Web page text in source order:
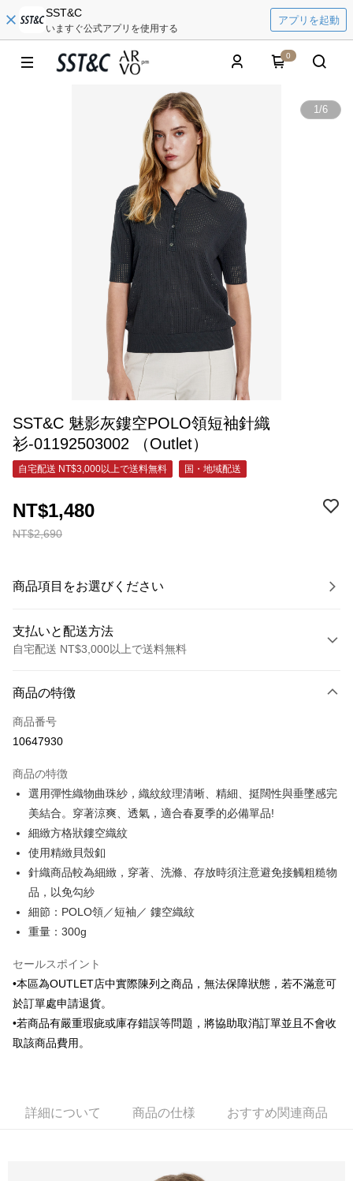
SST&C
いますぐ公式アプリを使用する
アプリを起動
0
1/6
SST&C 魅影灰鏤空POLO領短袖針織
衫-01192503002 （Outlet）
自宅配送 NT$3,000以上で送料無料 国・地域配送
NT$2,690
NT$1,480
商品項目をお選びください
支払いと配送方法
自宅配送 NT$3,000以上で送料無料
クレジットカード1回払い
クレジットカード分割払い
合作金庫商業銀行
華南商業銀行
彰化商業銀行
上海商業儲蓄銀行
台北富邦商業銀行
国泰世華商業銀行
台湾中小企業銀行
聯邦商業銀行
遠東国際商業銀行
元大商業銀行
玉山商業銀行
星展(台湾)商業銀行
台新國際商業銀行
6回払い、金利0、毎回
華南商業銀行
彰化商業銀行
上海商業儲蓄銀行
国泰世華商業銀行
台湾中小企業銀行
台中商業銀行
HSBC(台湾)商業銀行
元大商業銀行
永豐商業銀行
玉山商業銀行
台湾楽天クレジットカード会社
LINE Pay
Apple Pay
JKOPAY
Easy Wallet
Google Pay
配送方法
新竹物流宅配
配送毎にNT$120、NT$3,000以上で送料無料
LINEX 宇迅國際 送料を確認
商品の特徴
商品番号
10647930
商品の特徴
選用彈性織物曲珠紗，織紋紋理清晰、精細、挺闊性與垂墜感完
美結合。穿著涼爽、透氣，適合春夏季的必備單品!
細緻方格狀鏤空織紋
使用精緻貝殼釦
針織商品較為細緻，穿著、洗滌、存放時須注意避免接觸粗糙物
品，以免勾紗
細節：POLO領／短袖／ 鏤空織紋
重量：300g
セールスポイント
•本區為OUTLET店中實際陳列之商品，無法保障狀態，若不滿意可
於訂單處申請退貨。
•若商品有嚴重瑕疵或庫存錯誤等問題，將協助取消訂單並且不會收
取該商品費用。
詳細について 商品の仕様 おすすめ関連商品